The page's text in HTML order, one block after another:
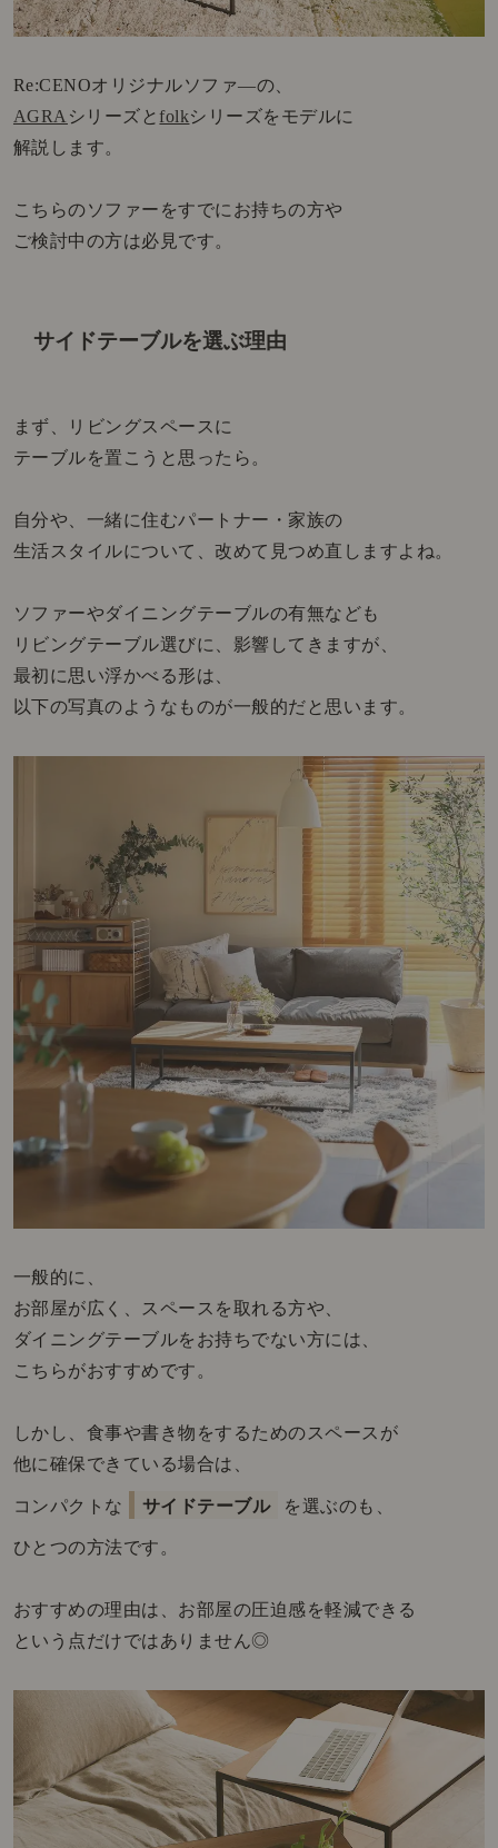
Re:CENOオリジナルソファ―の、
AGRA シリーズとfolkシリーズをモデルに
解説します。
こちらのソファーをすでにお持ちの方や
ご検討中の方は必見です。
サイドテーブルを選ぶ理由
まず、リビングスペースに
テーブルを置こうと思ったら。
自分や、一緒に住むパートナー・家族の
生活スタイルについて、改めて見つめ直しますよね。
ソファーやダイニングテーブルの有無なども
リビングテーブル選びに、影響してきますが、
最初に思い浮かべる形は、
以下の写真のようなものが一般的だと思います。
一般的に、
お部屋が広く、スペースを取れる方や、
ダイニングテーブルをお持ちでない方には、
こちらがおすすめです。
しかし、食事や書き物をするためのスペースが
他に確保できている場合は、
コンパクトな サイドテーブル を選ぶのも、
ひとつの方法です。
おすすめの理由は、お部屋の圧迫感を軽減できる
という点だけではありません◎